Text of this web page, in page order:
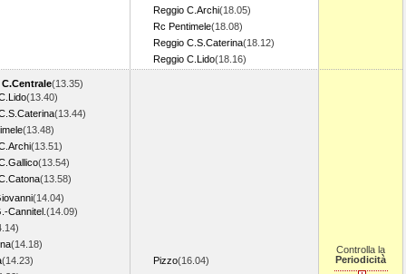
Reggio C.Archi(18.05)
Rc Pentimele(18.08)
Reggio C.S.Caterina(18.12)
Reggio C.Lido(18.16)
(13.35)
(13.40)
(13.44)
(13.48)
(13.51)
(13.54)
(13.58)
(14.04)
Cannitel. (14.09)
(14.18)
(14.23)
Pizzo(16.04)
Controlla la
Periodicità